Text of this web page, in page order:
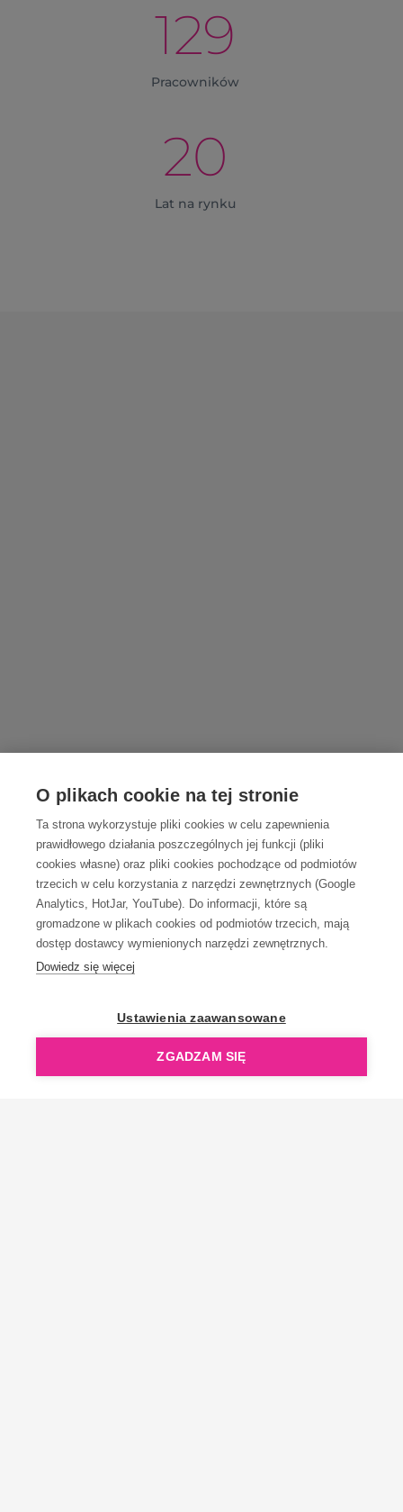
O plikach cookie na tej stronie
Ta strona wykorzystuje pliki cookies w celu zapewnienia
prawidłowego działania poszczególnych jej funkcji (pliki
cookies własne) oraz pliki cookies pochodzące od podmiotów
trzecich w celu korzystania z narzędzi zewnętrznych (Google
Analytics, HotJar, YouTube). Do informacji, które są
gromadzone w plikach cookies od podmiotów trzecich, mają
dostęp dostawcy wymienionych narzędzi zewnętrznych.
Dowiedz się więcej
Ustawienia zaawansowane
ZGADZAM SIĘ
129
Pracowników
20
Lat na rynku